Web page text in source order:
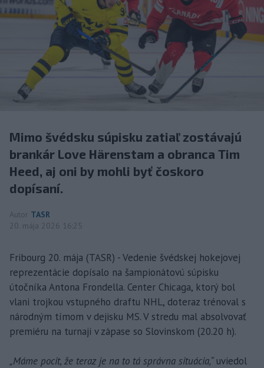
Mimo švédsku súpisku zatiaľ zostávajú
brankár Love Härenstam a obranca Tim
Heed, aj oni by mohli byť čoskoro
dopísaní.
Autor TASR
20. mája 2026 16:25
Fribourg 20. mája (TASR) - Vedenie švédskej hokejovej
reprezentácie dopísalo na šampionátovú súpisku
útočníka Antona Frondella. Center Chicaga, ktorý bol
vlani trojkou vstupného draftu NHL, doteraz trénoval s
národným tímom v dejisku MS. V stredu mal absolvovať
premiéru na turnaji v zápase so Slovinskom (20.20 h).
„Máme pocit, že teraz je na to tá správna situácia,“ uviedol